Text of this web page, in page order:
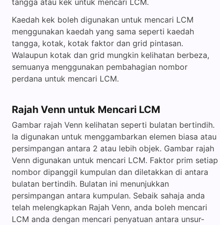
tangga atau kek untuk mencari LCM.
Kaedah kek boleh digunakan untuk mencari LCM
menggunakan kaedah yang sama seperti kaedah
tangga, kotak, kotak faktor dan grid pintasan.
Walaupun kotak dan grid mungkin kelihatan berbeza,
semuanya menggunakan pembahagian nombor
perdana untuk mencari LCM.
Rajah Venn untuk Mencari LCM
Gambar rajah Venn kelihatan seperti bulatan bertindih.
Ia digunakan untuk menggambarkan elemen biasa atau
persimpangan antara 2 atau lebih objek. Gambar rajah
Venn digunakan untuk mencari LCM. Faktor prim setiap
nombor dipanggil kumpulan dan diletakkan di antara
bulatan bertindih. Bulatan ini menunjukkan
persimpangan antara kumpulan. Sebaik sahaja anda
telah melengkapkan Rajah Venn, anda boleh mencari
LCM anda dengan mencari penyatuan antara unsur-